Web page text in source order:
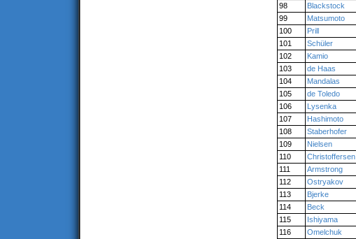
98
Blackstock
99
Matsumoto
100
Prill
101
Schüler
102
Kamio
103
de Haas
104
Mandalas
105
de Toledo
106
Lysenka
107
Hashimoto
108
Staberhofer
109
Nielsen
110
Christoffersen
111
Armstrong
112
Ostryakov
113
Bjerke
114
Beck
115
Ishiyama
116
Omelchuk